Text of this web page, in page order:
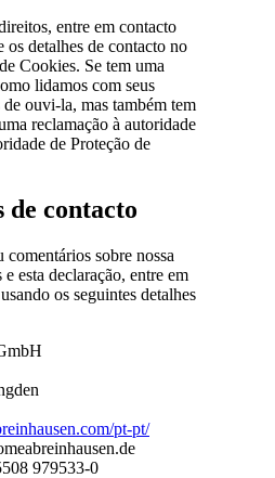
entre em contacto
os detalhes de contacto no
Cookies. Se tem uma
lidamos com seus
ouvi-la, mas também tem
reclamação à autoridade
de Proteção de
de contacto
comentários sobre nossa
esta declaração, entre em
os seguintes detalhes
pt-pt/
eabreinhausen.de
979533-0